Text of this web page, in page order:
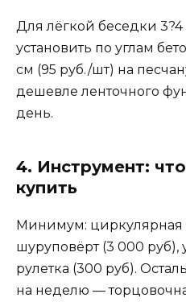
Для лёгкой беседки 3?4
установить по углам
см (95 руб./шт) на
дешевле ленточного
день.
4. Инструмент:
купить
Минимум: циркулярная
шуруповёрт (3 000 руб),
рулетка (300 руб).
на неделю —